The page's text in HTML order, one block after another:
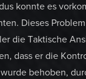
konnte es
Dieses
die Taktische
dass er die
behoben,